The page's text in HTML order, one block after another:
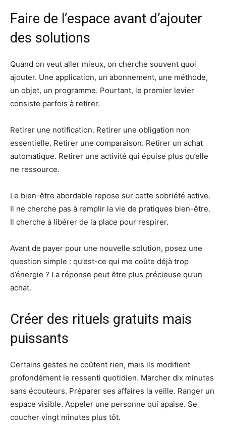
Faire de l’espace avant d’ajouter
des solutions
Quand on veut aller mieux, on cherche souvent quoi
ajouter. Une application, un abonnement, une méthode,
un objet, un programme. Pourtant, le premier levier
consiste parfois à retirer.
Retirer une notification. Retirer une obligation non
essentielle. Retirer une comparaison. Retirer un achat
automatique. Retirer une activité qui épuise plus qu’elle
ne ressource.
Le bien-être abordable repose sur cette sobriété active.
Il ne cherche pas à remplir la vie de pratiques bien-être.
Il cherche à libérer de la place pour respirer.
Avant de payer pour une nouvelle solution, posez une
question simple : qu’est-ce qui me coûte déjà trop
d’énergie ? La réponse peut être plus précieuse qu’un
achat.
Créer des rituels gratuits mais
puissants
Certains gestes ne coûtent rien, mais ils modifient
profondément le ressenti quotidien. Marcher dix minutes
sans écouteurs. Préparer ses affaires la veille. Ranger un
espace visible. Appeler une personne qui apaise. Se
coucher vingt minutes plus tôt.